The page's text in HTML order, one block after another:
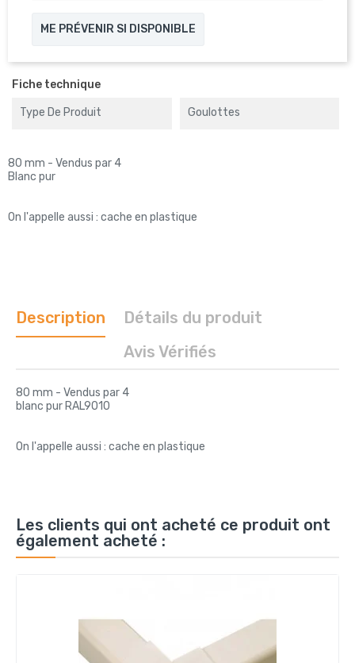
ME PRÉVENIR SI DISPONIBLE
Fiche technique
Type De Produit Goulottes
80 mm - Vendus par 4
Blanc pur
On l'appelle aussi : cache en plastique
Description
Détails du produit
Avis Vérifiés
80 mm - Vendus par 4
blanc pur RAL9010
On l'appelle aussi : cache en plastique
Les clients qui ont acheté ce produit ont
également acheté :